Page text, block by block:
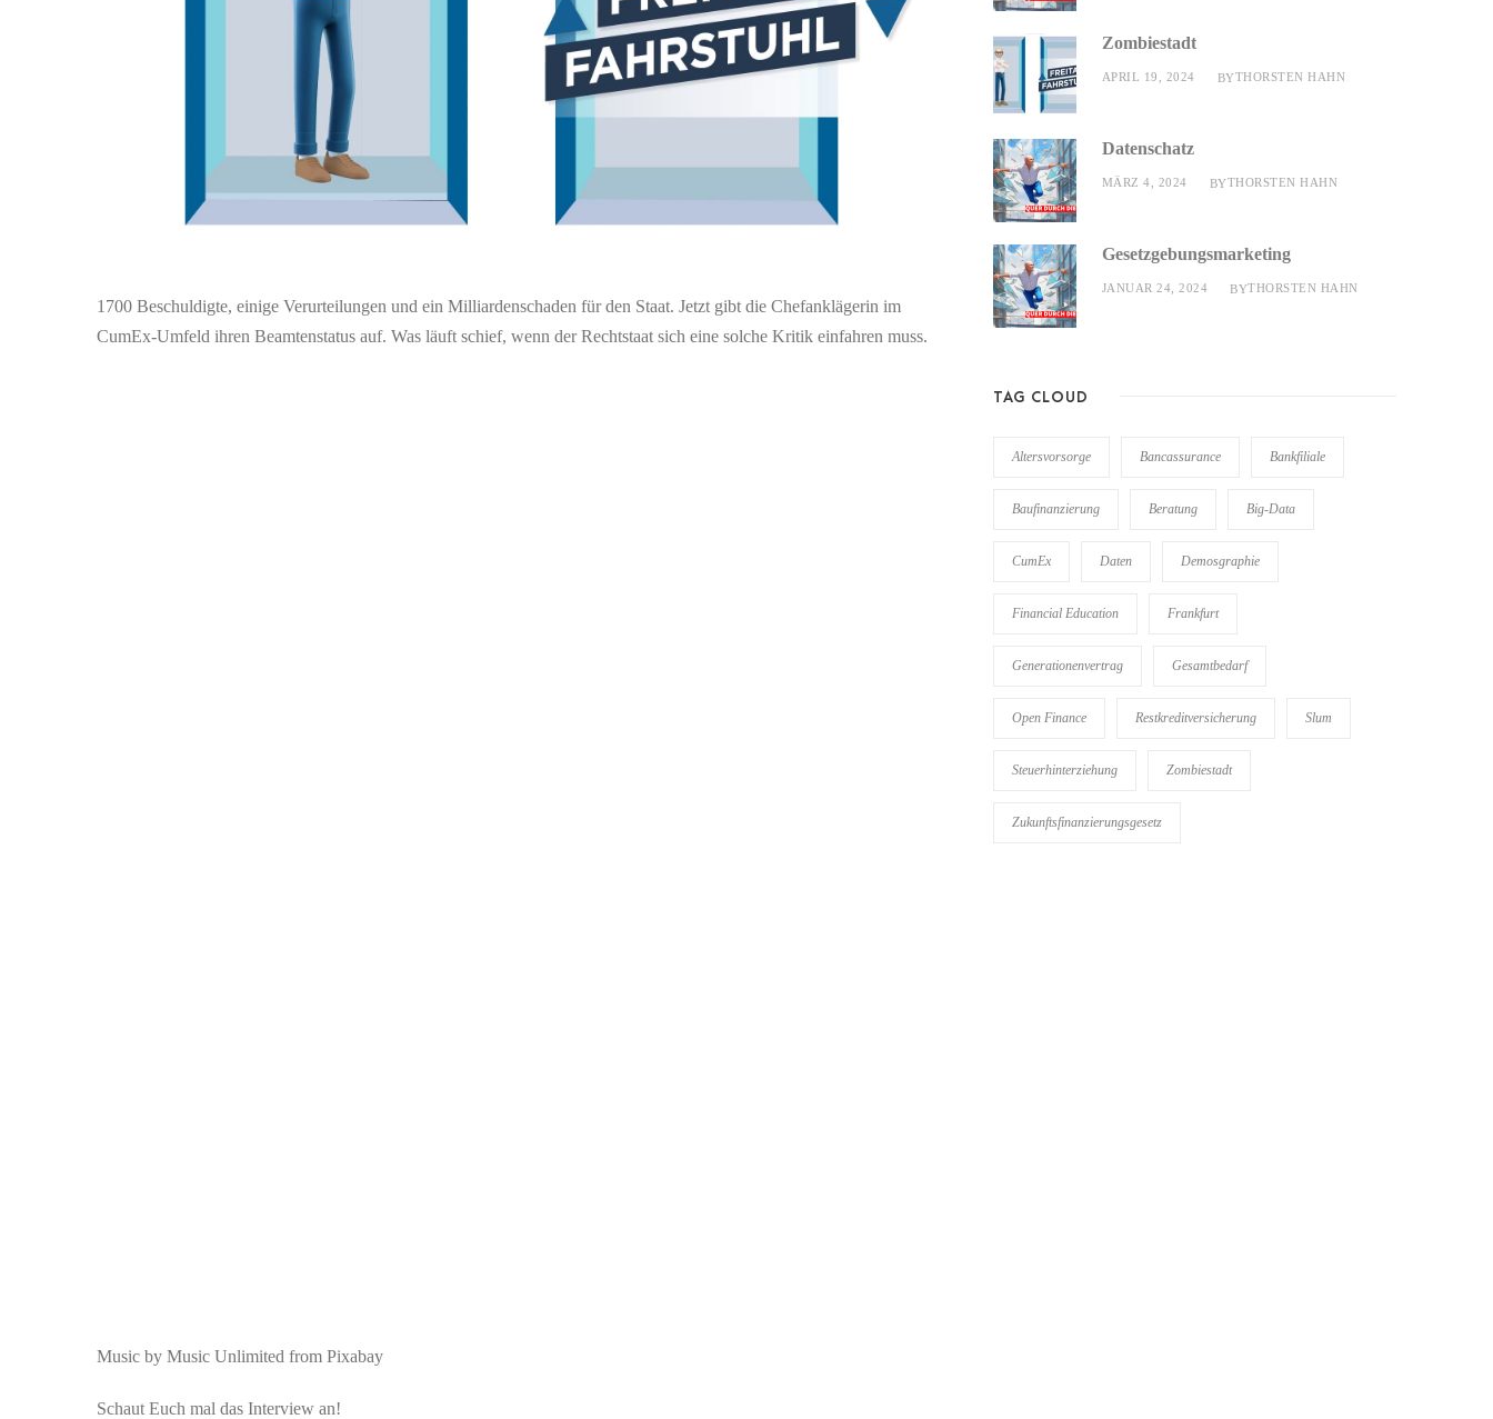
1700 Beschuldigte, einige Verurteilungen und ein Milliardenschaden für den Staat. Jetzt gibt die Chefanklägerin im
CumEx-Umfeld ihren Beamtenstatus auf. Was läuft schief, wenn der Rechtstaat sich eine solche Kritik einfahren muss.
Music by Music Unlimited from Pixabay
Schaut Euch mal das Interview an!
Zombiestadt
APRIL 19, 2024 BYTHORSTEN HAHN
Datenschatz
MÄRZ 4, 2024 BYTHORSTEN HAHN
Gesetzgebungsmarketing
JANUAR 24, 2024 BYTHORSTEN HAHN
TAG CLOUD
Altersvorsorge Bancassurance Bankfiliale
Baufinanzierung Beratung Big-Data
CumEx Daten Demosgraphie
Financial Education Frankfurt
Generationenvertrag Gesamtbedarf
Open Finance Restkreditversicherung Slum
Steuerhinterziehung Zombiestadt
Zukunftsfinanzierungsgesetz